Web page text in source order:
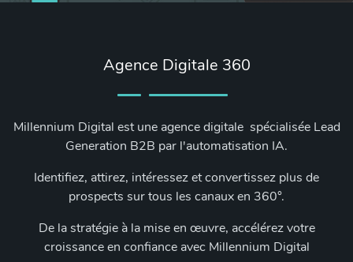
Agence Digitale 360
Millennium Digital est une agence digitale spécialisée Lead
Generation B2B par l'automatisation IA.
Identifiez, attirez, intéressez et convertissez plus de
prospects sur tous les canaux en 360°.
De la stratégie à la mise en œuvre, accélérez votre
croissance en confiance avec Millennium Digital